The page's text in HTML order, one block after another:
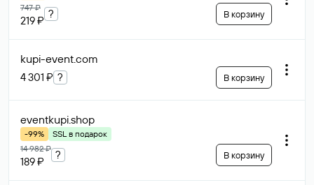
747 ₽
219 ₽
? В корзину
kupi-event.com
4 301 ₽ ? В корзину
eventkupi.shop
-99%
SSL в подарок
14 982 ₽
189 ₽
? В корзину